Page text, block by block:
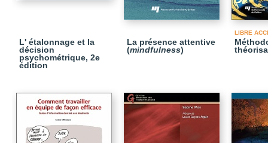
L' étalonnage et la
décision
psychométrique, 2e
édition
La présence attentive
(mindfulness)
LIBRE